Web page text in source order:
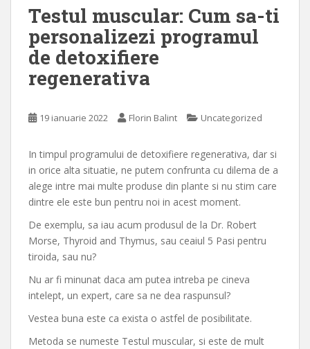
Testul muscular: Cum sa-ti
personalizezi programul
de detoxifiere
regenerativa
19 ianuarie 2022 Florin Balint Uncategorized
In timpul programului de detoxifiere regenerativa, dar si
in orice alta situatie, ne putem confrunta cu dilema de a
alege intre mai multe produse din plante si nu stim care
dintre ele este bun pentru noi in acest moment.
De exemplu, sa iau acum produsul de la Dr. Robert
Morse, Thyroid and Thymus, sau ceaiul 5 Pasi pentru
tiroida, sau nu?
Nu ar fi minunat daca am putea intreba pe cineva
intelept, un expert, care sa ne dea raspunsul?
Vestea buna este ca exista o astfel de posibilitate.
Metoda se numeste Testul muscular, si este de mult